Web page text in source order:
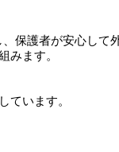
保護者が安心して
みます。
ています。